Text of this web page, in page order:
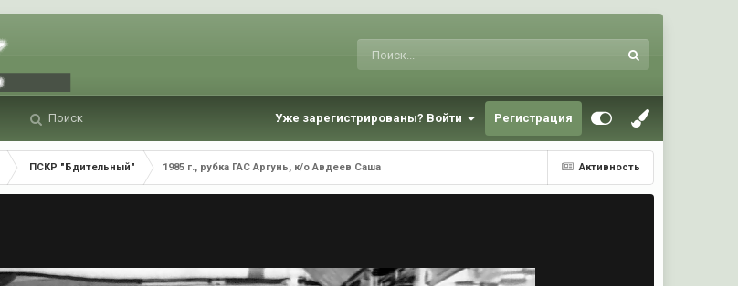
Поиск Уже зарегистрированы? Войти Регистрация
Активность
ПСКР "Бдительный" 1985 г., рубка ГАС Аргунь, к/о Авдеев Саша